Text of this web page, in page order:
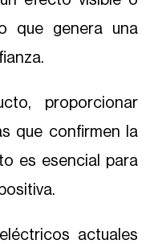
que genera una
proporcionar
que confirmen la
es esencial para
actuales